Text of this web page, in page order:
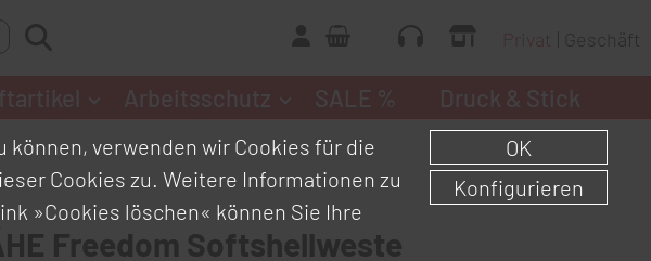
Geschäft
Freedom Softshellweste
verwenden wir Cookies für die
Cookies zu. Weitere Informationen zu
»Cookies löschen« können Sie Ihre
OK
Konfigurieren